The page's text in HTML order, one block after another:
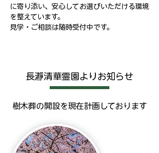
に寄り添い、安心してお選びいただける環境
を整えています。
見学・ご相談は随時受付中です。
長瀞清華霊園よりお知らせ
樹木葬の開設を現在計画しております